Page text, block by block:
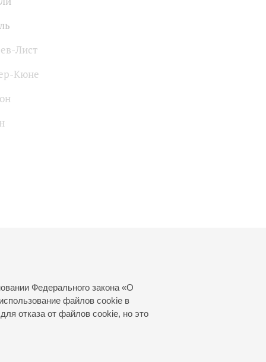
Федерального закона «О
файлов cookie в
отказа от файлов cookie, но это
Лист
Кюне